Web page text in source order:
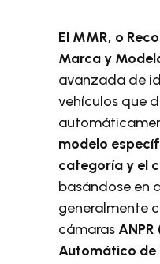
El MMR, o
Marca y
avanzada de
vehículos que
modelo
categoría y el
basándose en
generalmente
cámaras
Automático